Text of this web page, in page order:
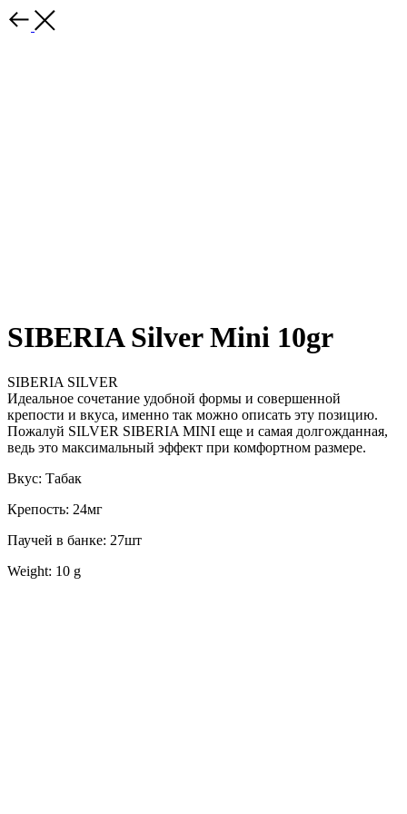
SIBERIA Silver Mini 10gr
SIBERIA SILVER
Идеальное сочетание удобной формы и совершенной
крепости и вкуса, именно так можно описать эту позицию.
Пожалуй SILVER SIBERIA MINI еще и самая долгожданная,
ведь это максимальный эффект при комфортном размере.
Вкус: Табак
Крепость: 24мг
Паучей в банке: 27шт
Weight: 10 g